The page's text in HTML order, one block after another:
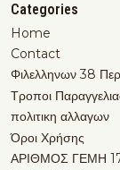
Categories
Home
Contact
Φιλελληνων 38
Τροποι
πολιτικη αλλαγων
Όροι Χρήσης
ΑΡΙΘΜΟΣ ΓΕΜΗ